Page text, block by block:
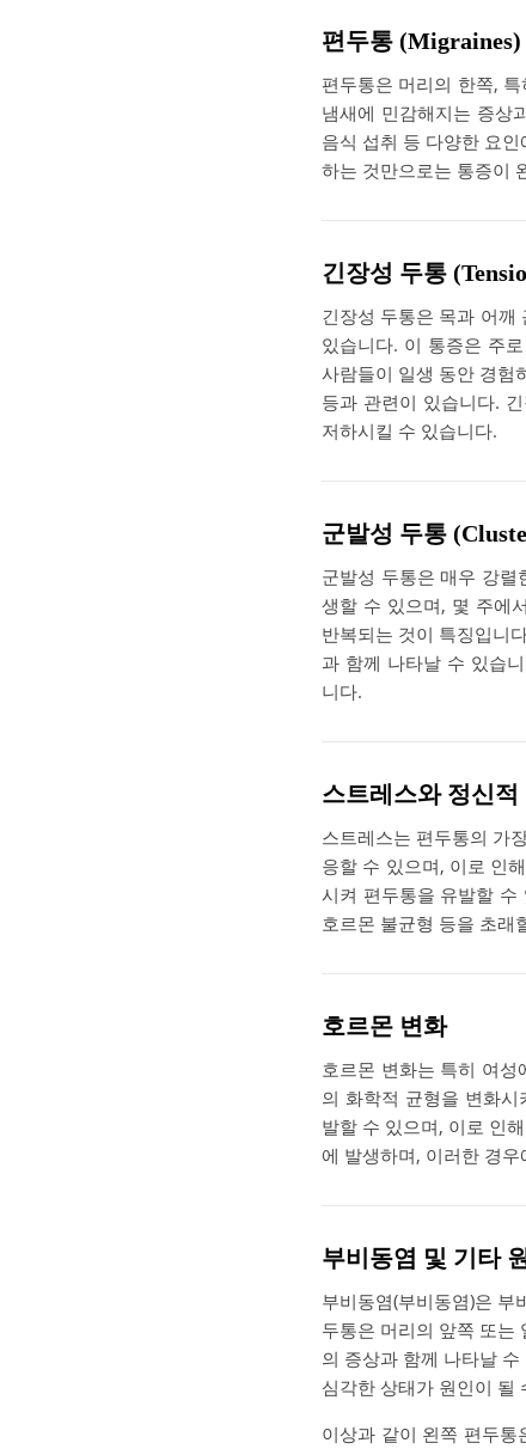
편두통 (Migraines)
편두통은 머리의 한쪽,
냄새에 민감해지는 증상
음식 섭취 등 다양한 요
하는 것만으로는 통증이
긴장성 두통
긴장성 두통은 목과 어깨
있습니다. 이 통증은 주
사람들이 일생 동안 경험
등과 관련이 있습니다.
저하시킬 수 있습니다.
군발성 두통
군발성 두통은 매우 강
생할 수 있으며, 몇 주에
반복되는 것이 특징입니
과 함께 나타날 수 있습
니다.
스트레스와 정신적
스트레스는 편두통의 가
응할 수 있으며, 이로 인
시켜 편두통을 유발할 수
호르몬 불균형 등을 초래
호르몬 변화
호르몬 변화는 특히 여
의 화학적 균형을 변화
발할 수 있으며, 이로 인
에 발생하며, 이러한 경
부비동염 및 기타
부비동염(부비동염)은
두통은 머리의 앞쪽 또는
의 증상과 함께 나타날
심각한 상태가 원인이 될
이상과 같이 왼쪽 편두